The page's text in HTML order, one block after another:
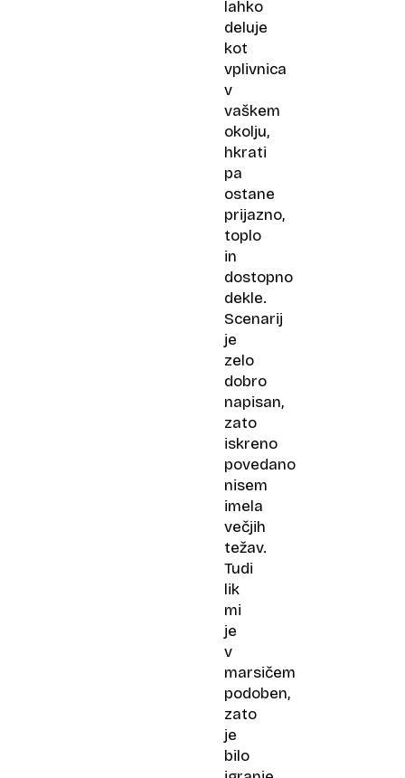
lahko
deluje
kot
vplivnica
v
vaškem
okolju,
hkrati
pa
ostane
prijazno,
toplo
in
dostopno
dekle.
Scenarij
je
zelo
dobro
napisan,
zato
iskreno
povedano
nisem
imela
večjih
težav.
Tudi
lik
mi
je
v
marsičem
podoben,
zato
je
bilo